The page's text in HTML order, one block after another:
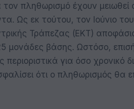
πληθωρισμό έχουν μειωθεί
Ως εκ τούτου, τον Ιούνιο
Τράπεζας (ΕΚΤ)
μονάδες βάσης. Ωστόσο,
περιοριστικά για όσο χρονικό
ότι ο πληθωρισμός θα